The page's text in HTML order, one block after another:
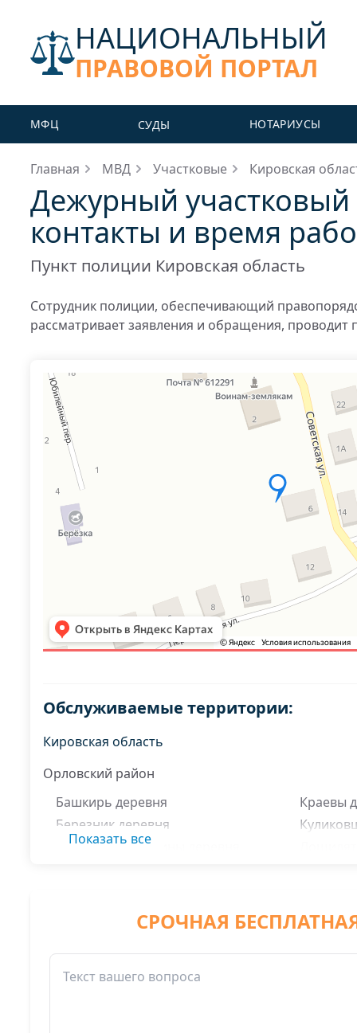
НАЦИОНАЛЬНЫЙ
ПРАВОВОЙ ПОРТАЛ
МФЦ СУДЫ НОТАРИУСЫ
Главная МВД Участковые Кировская
Дежурный
контакты и время
Пункт полиции Кировская область
Сотрудник полиции, обеспечивающий
рассматривает заявления и обращения, проводит
Обслуживаемые территории:
Кировская область
Орловский район
Башкирь деревня
Березник деревня
Большие Скурихины деревня
Высоково деревня
Гребеневщина деревня
Гребеневы деревня
Краевы
Малые
Показать все
СРОЧНАЯ